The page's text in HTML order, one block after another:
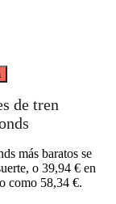
de tren
más baratos se
o 39,94 € en
como 58,34 €.